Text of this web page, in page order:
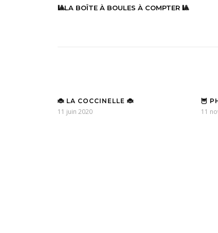
🎱LA BOÎTE À BOULES À COMPTER 🎱
🐞 LA COCCINELLE 🐞
11 juin 2020
🦉
11